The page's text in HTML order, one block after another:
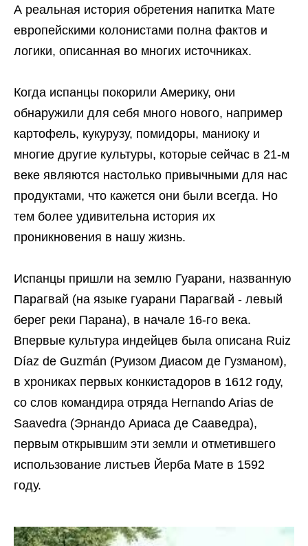
А реальная история обретения напитка Мате
европейскими колонистами полна фактов и
логики, описанная во многих источниках.
Когда испанцы покорили Америку, они
обнаружили для себя много нового, например
картофель, кукурузу, помидоры, маниоку и
многие другие культуры, которые сейчас в 21-м
веке являются настолько привычными для нас
продуктами, что кажется они были всегда. Но
тем более удивительна история их
проникновения в нашу жизнь.
Испанцы пришли на землю Гуарани, названную
Парагвай (на языке гуарани Парагвай - левый
берег реки Парана), в начале 16-го века.
Впервые культура индейцев была описана Ruiz
Díaz de Guzmán (Руизом Диасом де Гузманом),
в хрониках первых конкистадоров в 1612 году,
со слов командира отряда Hernando Arias de
Saavedra (Эрнандо Ариаса де Сааведра),
первым открывшим эти земли и отметившего
использование листьев Йерба Мате в 1592
году.